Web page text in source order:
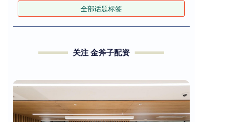
全部话题标签
关注 金斧子配资